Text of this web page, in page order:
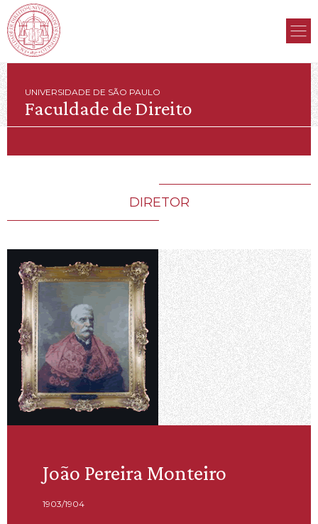
UNIVERSIDADE DE SÃO PAULO
Faculdade de Direito
DIRETOR
João Pereira Monteiro
1903/1904